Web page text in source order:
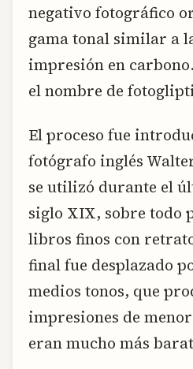
negativo fotográfico
gama tonal similar a
impresión en
el nombre de
El proceso fue
fotógrafo inglés
se utilizó durante el
siglo XIX, sobre todo
libros finos con
final fue desplazado
medios tonos, que
impresiones de
eran mucho más